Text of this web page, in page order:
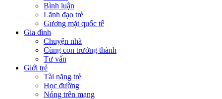
Bình luận
Lãnh đạo trẻ
Gương mặt quốc tế
Gia đình
Chuyện nhà
Cùng con trưởng thành
Tư vấn
Giới trẻ
Tài năng trẻ
Học đường
Nóng trên mạng